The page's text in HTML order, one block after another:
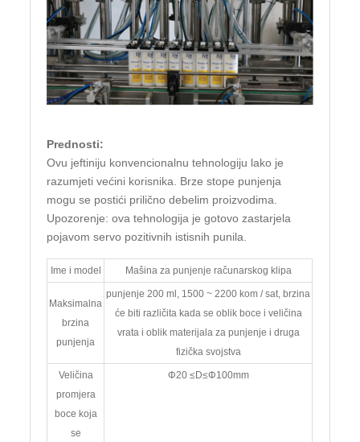
Prednosti:
Ovu jeftiniju konvencionalnu tehnologiju lako je
razumjeti većini korisnika. Brze stope punjenja
mogu se postići prilično debelim proizvodima.
Upozorenje: ova tehnologija je gotovo zastarjela
pojavom servo pozitivnih istisnih punila.
Ime i model Mašina za punjenje računarskog klipa
Maksimalna
brzina
punjenja
punjenje 200 ml, 1500 ~ 2200 kom / sat, brzina
će biti različita kada se oblik boce i veličina
vrata i oblik materijala za punjenje i druga
fizička svojstva
Veličina
promjera
boce koja
se
Φ20 ≤D≤Φ100mm